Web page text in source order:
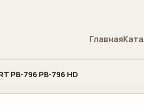
Главная
PB-796 PB-796 HD